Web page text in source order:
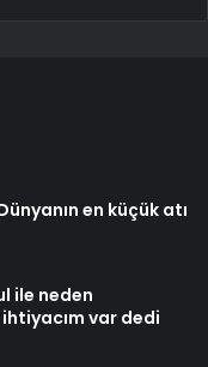
en küçük atı
ile neden
ihtiyacım var dedi